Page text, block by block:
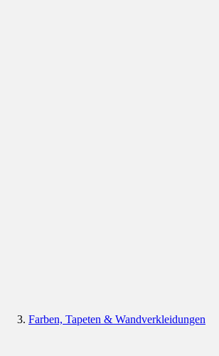
Farben, Tapeten & Wandverkleidungen